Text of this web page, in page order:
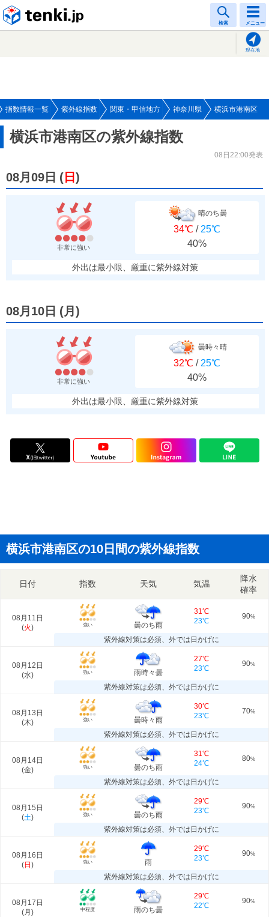
検索 メニュー
現在地
指数情報一覧 紫外線指数 関東・甲信地方 神奈川県 横浜市港南区
横浜市港南区の紫外線指数
08日22:00発表
08月09日 ( 日 )
非常に強い
晴のち曇
34℃ / 25℃
40%
外出は最小限、厳重に紫外線対策
08月10日 (月 )
非常に強い
曇時々晴
32℃ / 25℃
40%
外出は最小限、厳重に紫外線対策
横浜市港南区の10日間の紫外線指数
日付 指数 天気 気温
降水
確率
08月11日
(火) 強い 曇のち雨
31℃
23℃
90%
紫外線対策は必須、外では日かげに
08月12日
(水) 強い 雨時々曇
27℃
23℃
90%
紫外線対策は必須、外では日かげに
08月13日
(木) 強い 曇時々雨
30℃
23℃
70%
紫外線対策は必須、外では日かげに
08月14日
(金) 強い 曇のち雨
31℃
24℃
80%
紫外線対策は必須、外では日かげに
08月15日
(土) 強い 曇のち雨
29℃
23℃
90%
紫外線対策は必須、外では日かげに
08月16日
(日 ) 強い 雨
29℃
23℃
90%
紫外線対策は必須、外では日かげに
08月17日
(月 ) 中程度 雨のち曇
29℃
22℃
90%